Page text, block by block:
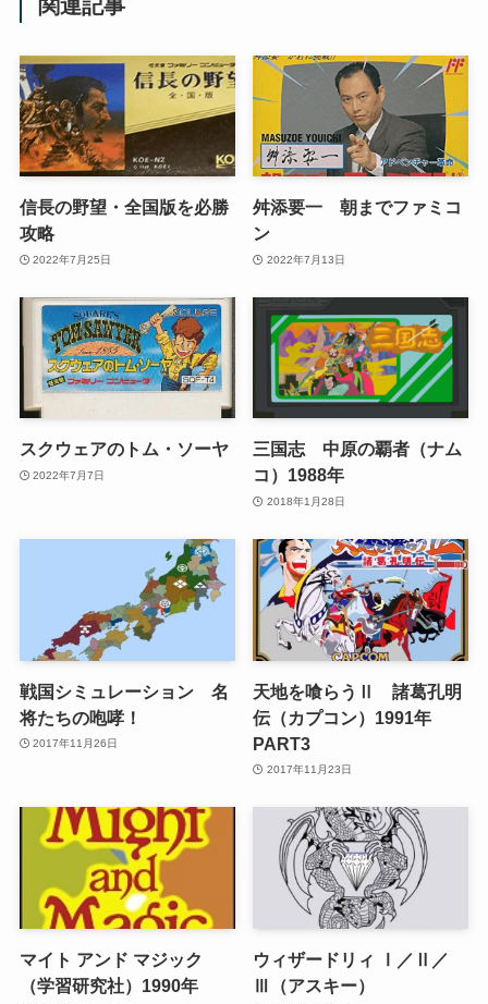
関連記事
信長の野望・全国版を必勝
攻略
2022年7月25日
舛添要一 朝までファミコ
ン
2022年7月13日
スクウェアのトム・ソーヤ
2022年7月7日
三国志 中原の覇者（ナム
コ）1988年
2018年1月28日
戦国シミュレーション 名
将たちの咆哮！
2017年11月26日
天地を喰らうⅡ 諸葛孔明
伝（カプコン）1991年
PART3
2017年11月23日
マイト アンド マジック
（学習研究社）1990年
ウィザードリィ Ⅰ／Ⅱ／
Ⅲ（アスキー）